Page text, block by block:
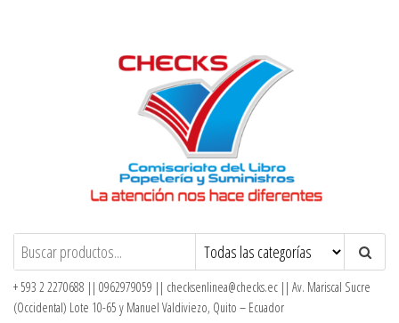
Checks – Tienda en Línea
+ 593 2 2270688 || 0962979059 || checksenlinea@checks.ec || Av. Mariscal Sucre
(Occidental) Lote 10-65 y Manuel Valdiviezo, Quito – Ecuador